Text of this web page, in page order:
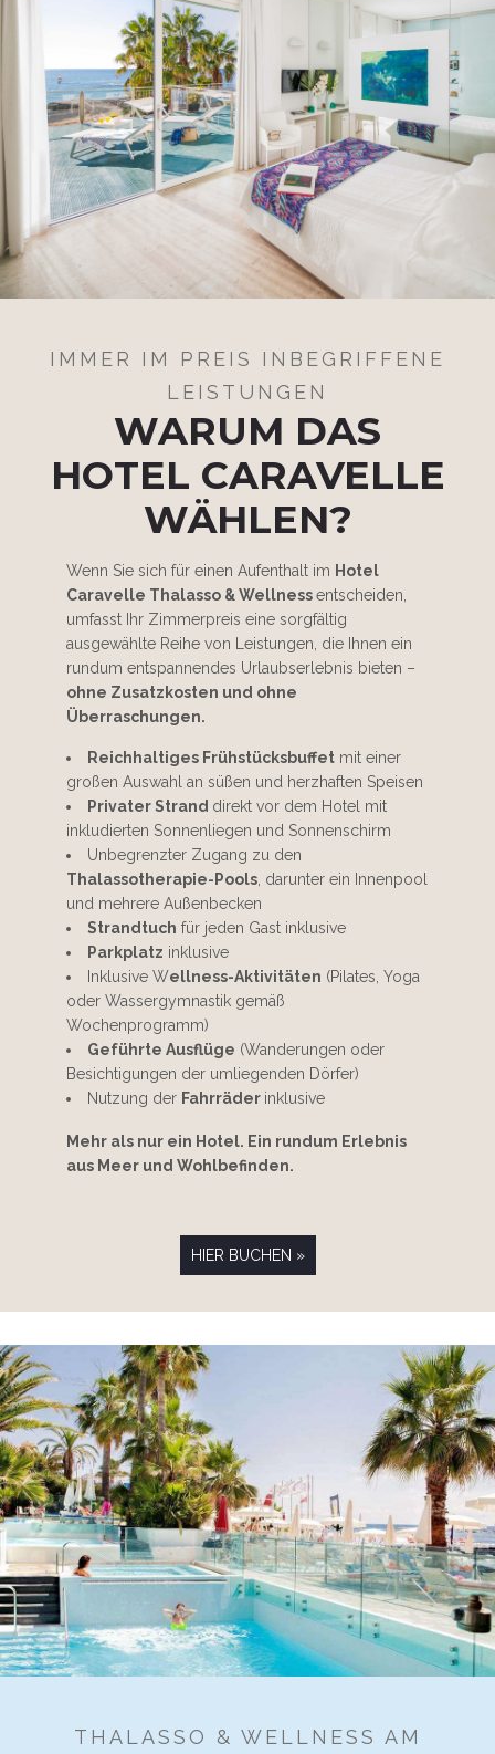
IMMER IM PREIS INBEGRIFFENE
LEISTUNGEN
WARUM DAS
HOTEL CARAVELLE
WÄHLEN?
Wenn Sie sich für einen Aufenthalt im Hotel
Caravelle Thalasso & Wellnessentscheiden,
umfasst Ihr Zimmerpreis eine sorgfältig
ausgewählte Reihe von Leistungen, die Ihnen ein
rundum entspannendes Urlaubserlebnis bieten –
ohne Zusatzkosten und ohne
Überraschungen.
Reichhaltiges Frühstücksbuffet mit einer
großen Auswahl an süßen und herzhaften Speisen
Privater Strand direkt vor dem Hotel mit
inkludierten Sonnenliegen und Sonnenschirm
Unbegrenzter Zugang zu den
Thalassotherapie-Pools , darunter ein Innenpool
und mehrere Außenbecken
Strandtuch für jeden Gast inklusive
Parkplatz inklusive
Inklusive Wellness-Aktivitäten (Pilates, Yoga
oder Wassergymnastik gemäß
Wochenprogramm)
Geführte Ausflüge (Wanderungen oder
Besichtigungen der umliegenden Dörfer)
Nutzung der Fahrräder inklusive
Mehr als nur ein Hotel. Ein rundum Erlebnis
aus Meer und Wohlbefinden.
HIER BUCHEN »
THALASSO & WELLNESS AM